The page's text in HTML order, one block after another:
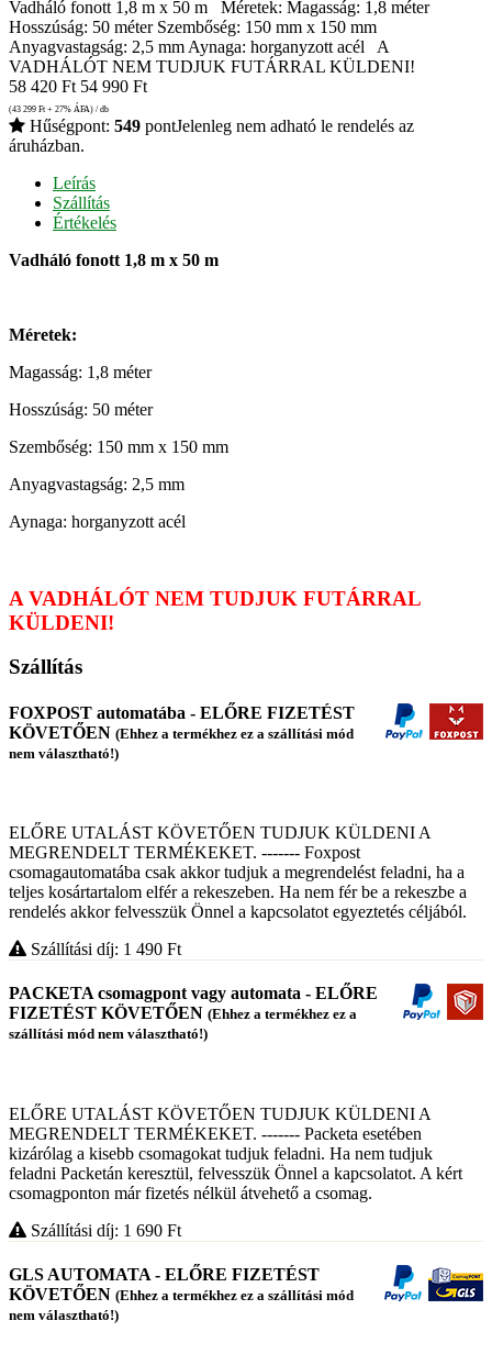
Vadháló fonott 1,8 m x 50 m Méretek: Magasság: 1,8 méter
Hosszúság: 50 méter Szembőség: 150 mm x 150 mm
Anyagvastagság: 2,5 mm Aynaga: horganyzott acél A
VADHÁLÓT NEM TUDJUK FUTÁRRAL KÜLDENI!
58 420 Ft 54 990 Ft
(43 299 Ft + 27% ÁFA) / db
Hűségpont: 549 pontJelenleg nem adható le rendelés az
áruházban.
Leírás
Szállítás
Értékelés
Vadháló fonott 1,8 m x 50 m
Méretek:
Magasság: 1,8 méter
Hosszúság: 50 méter
Szembőség: 150 mm x 150 mm
Anyagvastagság: 2,5 mm
Aynaga: horganyzott acél
A VADHÁLÓT NEM TUDJUK FUTÁRRAL
KÜLDENI!
Szállítás
FOXPOST automatába - ELŐRE FIZETÉST
KÖVETŐEN (Ehhez a termékhez ez a szállítási mód
nem választható!)
ELŐRE UTALÁST KÖVETŐEN TUDJUK KÜLDENI A
MEGRENDELT TERMÉKEKET. ------- Foxpost
csomagautomatába csak akkor tudjuk a megrendelést feladni, ha a
teljes kosártartalom elfér a rekeszeben. Ha nem fér be a rekeszbe a
rendelés akkor felvesszük Önnel a kapcsolatot egyeztetés céljából.
Szállítási díj: 1 490 Ft
PACKETA csomagpont vagy automata - ELŐRE
FIZETÉST KÖVETŐEN (Ehhez a termékhez ez a
szállítási mód nem választható!)
ELŐRE UTALÁST KÖVETŐEN TUDJUK KÜLDENI A
MEGRENDELT TERMÉKEKET. ------- Packeta esetében
kizárólag a kisebb csomagokat tudjuk feladni. Ha nem tudjuk
feladni Packetán keresztül, felvesszük Önnel a kapcsolatot. A kért
csomagponton már fizetés nélkül átvehető a csomag.
Szállítási díj: 1 690 Ft
GLS AUTOMATA - ELŐRE FIZETÉST
KÖVETŐEN (Ehhez a termékhez ez a szállítási mód
nem választható!)